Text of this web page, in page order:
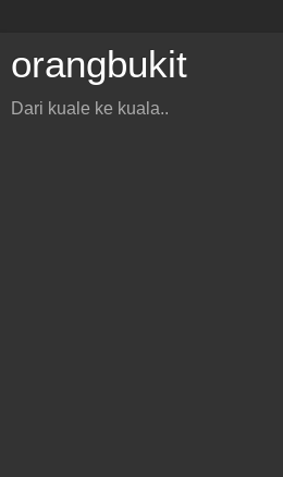
orangbukit
Dari kuale ke kuala..